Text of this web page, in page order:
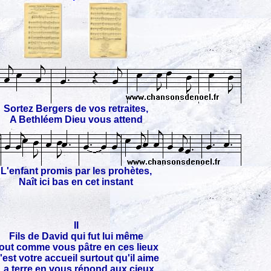
Sortez Bergers de vos retraites,
A Bethléem Dieu vous attend
L'enfant promis par les prohètes,
Naît ici bas en cet instant
Fils de David qui fut lui même
comme vous pâtre en ces lieux
votre accueil surtout qu'il aime
terre en vous répond aux cieux